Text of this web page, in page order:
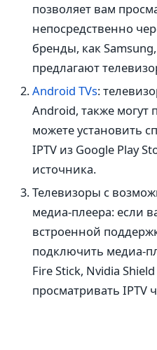
позволяет вам
непосредственно
бренды, как
предлагают
Android TVs:
Android, также могут
можете установить
IPTV из Google Play
источника.
Телевизоры с
медиа-плеера: если
встроенной
подключить медиа-
Fire Stick, Nvidia
просматривать IPTV